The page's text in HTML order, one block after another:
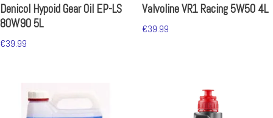
Denicol Hypoid Gear Oil EP-LS
80W90 5L
€39.99
Valvoline VR1 Racing 5W50 4L
€39.99